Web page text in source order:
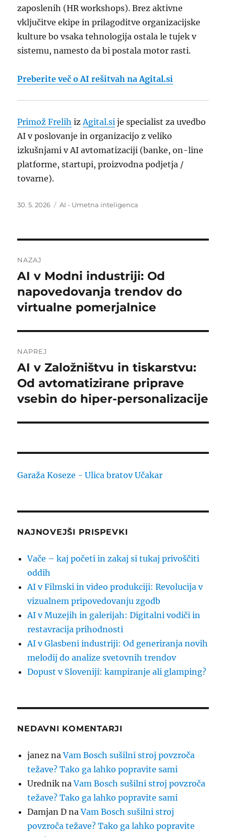
zaposlenih (HR workshops). Brez aktivne
vključitve ekipe in prilagoditve organizacijske
kulture bo vsaka tehnologija ostala le tujek v
sistemu, namesto da bi postala motor rasti.
Preberite več o AI rešitvah na Agital.si
Primož Frelih izAgital.si je specialist za uvedbo
AI v poslovanje in organizacijo z veliko
izkušnjami v AI avtomatizaciji (banke, on-line
platforme, startupi, proizvodna podjetja /
tovarne).
Objavljeno
30. 5. 2026 Kategorije
AI - Umetna inteligenca
prispevka
NAZAJ
Prejšnji
prispevek:
AI v Modni industriji: Od
napovedovanja trendov do
virtualne pomerjalnice
NAPREJ
Naslednji
prispevek:
AI v Založništvu in tiskarstvu:
Od avtomatizirane priprave
vsebin do hiper-personalizacije
Garaža Koseze - Ulica bratov Učakar
NAJNOVEJŠI PRISPEVKI
Vače – kaj početi in zakaj si tukaj privoščiti
oddih
AI v Filmski in video produkciji: Revolucija v
vizualnem pripovedovanju zgodb
AI v Muzejih in galerijah: Digitalni vodiči in
restavracija prihodnosti
AI v Glasbeni industriji: Od generiranja novih
melodij do analize svetovnih trendov
Dopust v Sloveniji: kampiranje ali glamping?
NEDAVNI KOMENTARJI
janez naVam Bosch sušilni stroj povzroča
težave? Tako ga lahko popravite sami
Urednik naVam Bosch sušilni stroj povzroča
težave? Tako ga lahko popravite sami
Damjan D naVam Bosch sušilni stroj
povzroča težave? Tako ga lahko popravite